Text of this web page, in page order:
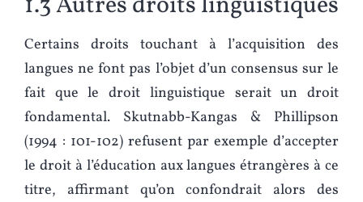
Certains droits touchant à l’acquisition des
langues ne font pas l’objet d’un consensus sur le
fait que le droit linguistique serait un droit
fondamental. Skutnabb-Kangas & Phillipson
(1994 : 101-102) refusent par exemple d’accepter
le droit à l’éducation aux langues étrangères à ce
titre, affirmant qu’on confondrait alors des